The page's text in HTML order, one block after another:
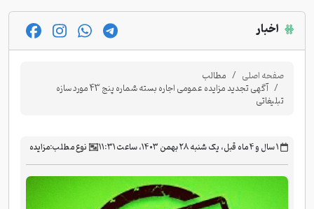
اخبار
صفحه اصلی مطالب
آگهی تجدید مزایده عمومی اجاره بسته شماره پنج 43 مورد سازه
تبلیغاتی
‫۱ سال و ۴ ماه قبل، یک شنبه ۲۸ بهمن ۱۴۰۳، ساعت ۱۱:۳۱ نوع مطلب:مزایده